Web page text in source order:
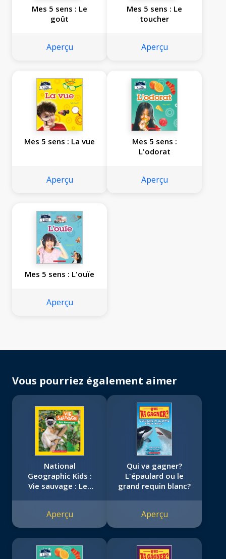
Mes 5 sens : Le
goût
Aperçu
Mes 5 sens : Le
toucher
Aperçu
Mes 5 sens : La vue
Aperçu
Mes 5 sens :
L'odorat
Aperçu
Mes 5 sens : L'ouïe
Aperçu
Vous pourriez également aimer
National
Geographic Kids :
Vie sauvage : Les
Aperçu
Qui va gagner?
L'épaulard ou le
grand requin blanc?
Aperçu